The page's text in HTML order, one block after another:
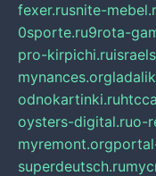
fexer.rusnite-
0sporte.ru9rota-
pro-kirpichi.ru
mynances.org
odnokartinki.ru
oysters-digital.ruo-
myremont.org
superdeutsch.ru